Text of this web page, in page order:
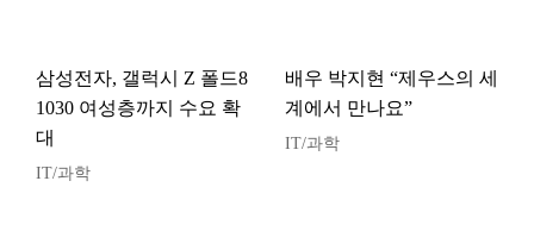
삼성전자, 갤럭시 Z 폴드8
1030 여성층까지 수요 확
대
IT/과학
배우 박지현 “제우스의 세
계에서 만나요”
IT/과학